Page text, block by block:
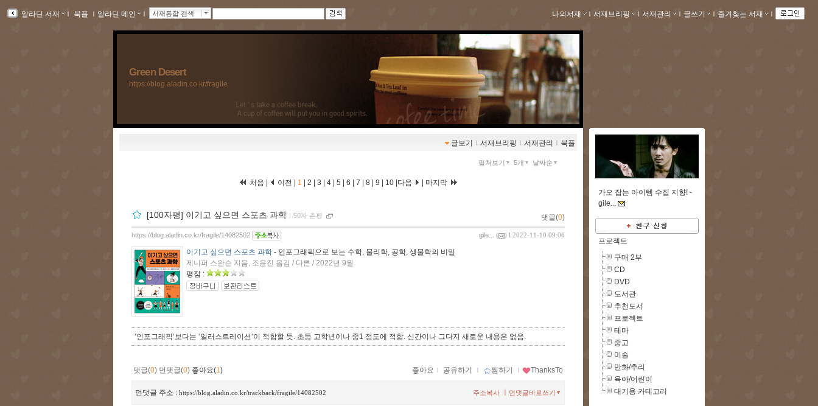
알라딘 서재 ｌ 북플 ｌ 알라딘 메인 ｌ 서재통합 검색 나의서재 ｌ 서재브리핑 ｌ 서재관리 ｌ 글쓰기 ｌ 즐겨찾는 서재 ｌ
Green Desert
https://blog.aladin.co.kr/fragile
글보기 ｌ 서재브리핑 ｌ 서재관리 ｌ 북플
펼쳐보기 5개 날짜순
처음 | 이전 | 1 2 3 4 5 6 7 8 9 10 다음 마지막
[100자평] 이기고 싶으면 스포츠 과학 ｌ 50자 촌평 댓글(0)
gile... ( ) l 2022-11-10 09:06
https://blog.aladin.co.kr/fragile/14082502
이기고 싶으면 스포츠 과학 - 인포그래픽으로 보는 수학, 물리학, 공학, 생물학의 비밀
제니퍼 스완슨 지음, 조윤진 옮김 / 다른 / 2022년 9월
평점 :
‘인포그래픽‘보다는 ‘일러스트레이션‘이 적합할 듯. 초등 고학년이나 중1 정도에 적합. 신간이나 그다지 새로운 내용은 없음.
댓글(0) 먼댓글(0) 좋아요(1) 좋아요 ｌ 공유하기 ｌ 찜하기 ｌ ThanksTo
먼댓글 주소 : https://blog.aladin.co.kr/trackback/fragile/14082502 먼댓글바로쓰기
주소복사
가오 잡는 아이템 수집 지향! -
gile...
프로젝트
구매 2부
CD
DVD
도서관
추천도서
프로젝트
테마
중고
미술
만화/추리
육아/어린이
대기용 카테고리